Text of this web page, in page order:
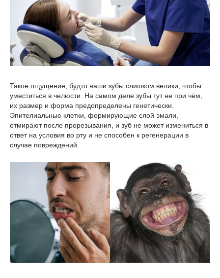
Такое ощущение, будто наши зубы слишком велики, чтобы
уместиться в челюсти. На самом деле зубы тут не при чём,
их размер и форма предопределены генетически.
Эпителиальные клетки, формирующие слой эмали,
отмирают после прорезывания, и зуб не может измениться в
ответ на условия во рту и не способен к регенерации в
случае повреждений.